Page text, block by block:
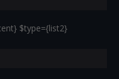
$type={list2}